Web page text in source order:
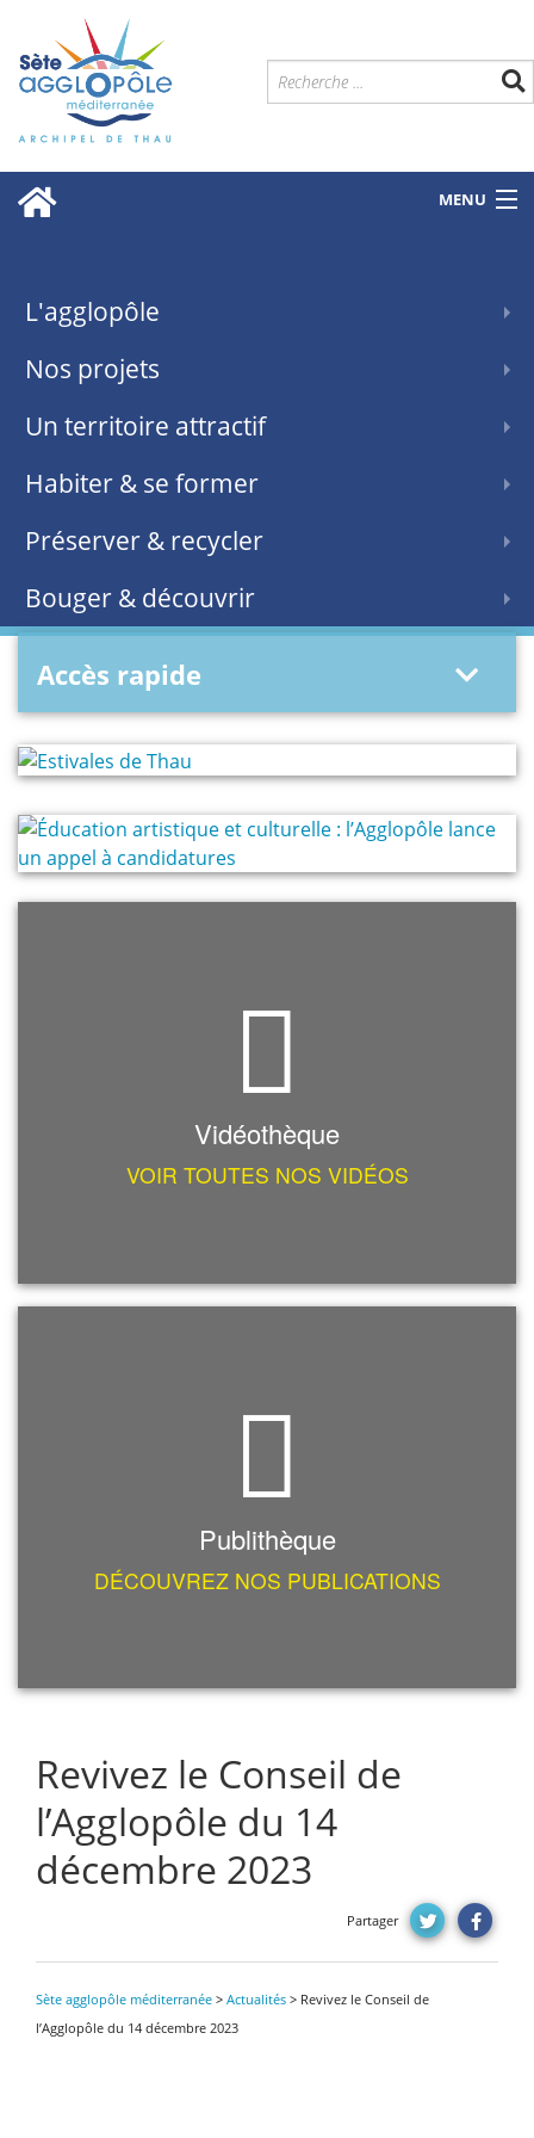
MENU
L'agglopôle
Nos projets
Un territoire attractif
Habiter & se former
Préserver & recycler
Bouger & découvrir
Accès rapide
Vidéothèque
VOIR TOUTES NOS VIDÉOS
Publithèque
DÉCOUVREZ NOS PUBLICATIONS
Revivez le Conseil de
l’Agglopôle du 14
décembre 2023
Partager
Sète agglopôle méditerranée > Actualités > Revivez le Conseil de
l’Agglopôle du 14 décembre 2023